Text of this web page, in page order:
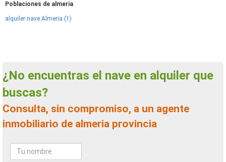
Poblaciones de almeria
alquiler nave Almeria (1)
¿No encuentras el nave en alquiler que
buscas?
Consulta, sin compromiso, a un agente
inmobiliario de almeria provincia